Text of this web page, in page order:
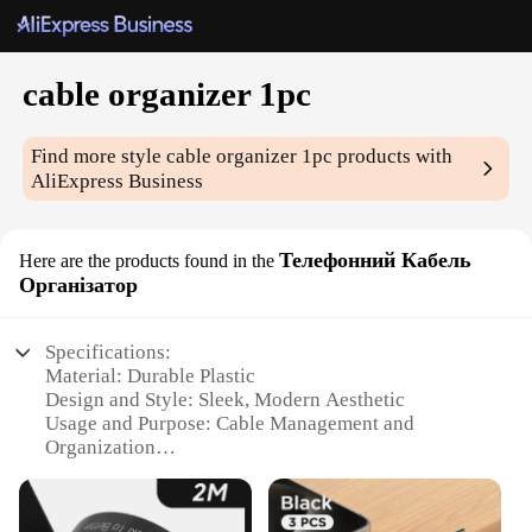
cable organizer 1pc
Find more stylecable organizer 1pc products with
AliExpress Business
Here are the products found in the Телефонний Кабель
Організатор
Specifications:
Material: Durable Plastic
Design and Style: Sleek, Modern Aesthetic
Usage and Purpose: Cable Management and
Organization
Shape or Size: Compact and Portable
Performance and Property: Easy Installation, Strong